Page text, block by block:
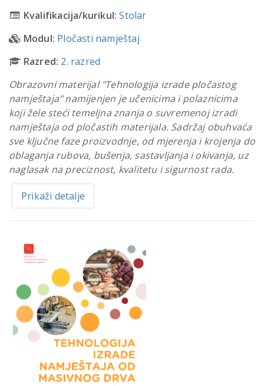
Kvalifikacija/kurikul: Stolar
Modul: Pločasti namještaj
Razred: 2. razred
Obrazovni materijal "Tehnologija izrade pločastog
namještaja" namijenjen je učenicima i polaznicima
koji žele steći temeljna znanja o suvremenoj izradi
namještaja od pločastih materijala. Sadržaj obuhvaća
sve ključne faze proizvodnje, od mjerenja i krojenja do
oblaganja rubova, bušenja, sastavljanja i okivanja, uz
naglasak na preciznost, kvalitetu i sigurnost rada.
Prikaži detalje